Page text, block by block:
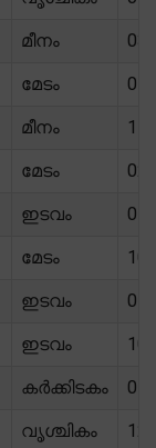
മീനം
മേടം
മീനം
മേടം
ഇടവം
മേടം
ഇടവം
ഇടവം
കർക്കിടകം
വൃശ്ചികം